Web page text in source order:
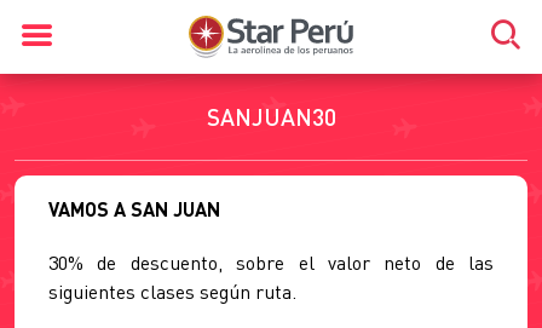
SANJUAN30
VAMOS A SAN JUAN
30% de descuento, sobre el valor neto de las
siguientes clases según ruta.